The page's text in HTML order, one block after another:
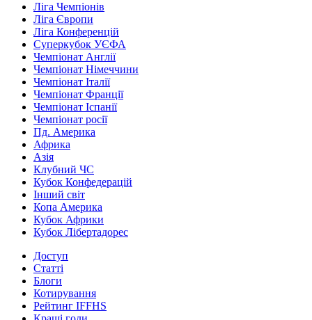
Ліга Чемпіонів
Ліга Європи
Ліга Конференцій
Суперкубок УЄФА
Чемпіонат Англії
Чемпіонат Німеччини
Чемпіонат Італії
Чемпіонат Франції
Чемпіонат Іспанії
Чемпіонат росії
Пд. Америка
Африка
Азія
Клубний ЧС
Кубок Конфедерацій
Інший світ
Копа Америка
Кубок Африки
Кубок Лібертадорес
Доступ
Статті
Блоги
Котирування
Рейтинг IFFHS